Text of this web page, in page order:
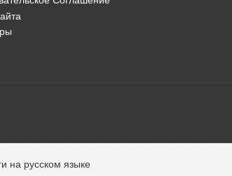
на русском языке